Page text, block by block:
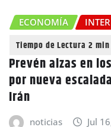
ECONOMÍA
Prevén alzas en
por nueva
Irán
noticias Jul